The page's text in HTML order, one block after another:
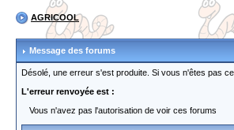
AGRICOOL
Message des forums
Désolé, une erreur s'est produite. Si vous n'êtes pas
L'erreur renvoyée est :
Vous n'avez pas l'autorisation de voir ces forums